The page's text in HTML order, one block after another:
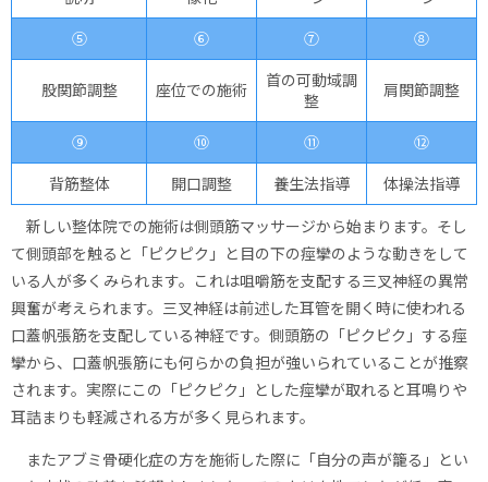
⑤
⑥ ⑦ ⑧
股関節調整 座位での施術
首の可動域調
整
肩関節調整
⑨ ⑩ ⑪
⑫
背筋整体
開口調整 養生法指導
体操法指導
新しい整体院での施術は側頭筋マッサージから始まります。そし
て側頭部を触ると「ピクピク」と目の下の痙攣のような動きをして
いる人が多くみられます。これは咀嚼筋を支配する三叉神経の異常
興奮が考えられます。三叉神経は前述した耳管を開く時に使われる
口蓋帆張筋を支配している神経です。側頭筋の「ピクピク」する痙
攣から、口蓋帆張筋にも何らかの負担が強いられていることが推察
されます。実際にこの「ピクピク」とした痙攣が取れると耳鳴りや
耳詰まりも軽減される方が多く見られます。
またアブミ骨硬化症の方を施術した際に「自分の声が籠る」とい